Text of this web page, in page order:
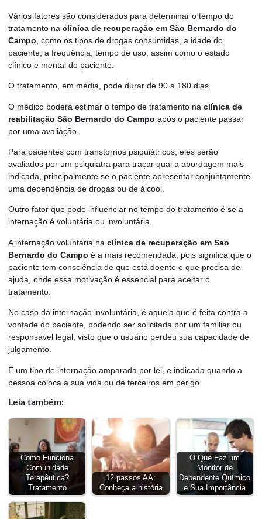
Vários fatores são considerados para determinar o tempo do
tratamento na clínica de recuperação em São Bernardo do
Campo , como os tipos de drogas consumidas, a idade do
paciente, a frequência, tempo de uso, assim como o estado
clínico e mental do paciente.
O tratamento, em média, pode durar de 90 a 180 dias.
O médico poderá estimar o tempo de tratamento na clínica de
reabilitação São Bernardo do Campo após o paciente passar
por uma avaliação.
Para pacientes com transtornos psiquiátricos, eles serão
avaliados por um psiquiatra para traçar qual a abordagem mais
indicada, principalmente se o paciente apresentar conjuntamente
uma dependência de drogas ou de álcool.
Outro fator que pode influenciar no tempo do tratamento é se a
internação é voluntária ou involuntária.
A internação voluntária na clínica de recuperação em Sao
Bernardo do Campo é a mais recomendada, pois significa que o
paciente tem consciência de que está doente e que precisa de
ajuda, onde essa motivação é essencial para aceitar o
tratamento.
No caso da internação involuntária, é aquela que é feita contra a
vontade do paciente, podendo ser solicitada por um familiar ou
responsável legal, visto que o usuário perdeu sua capacidade de
julgamento.
É um tipo de internação amparada por lei, e indicada quando a
pessoa coloca a sua vida ou de terceiros em perigo.
Leia também:
Como Funciona
Comunidade
Terapêutica?
Tratamento
12 passos AA:
Conheça a história
O Que Faz um
Monitor de
Dependente Químico
e Sua Importância